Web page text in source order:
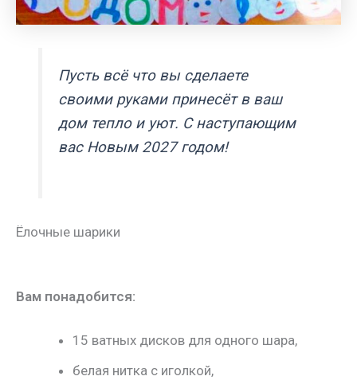
Пусть всё что вы сделаете
своими руками принесёт в ваш
дом тепло и уют. С наступающим
вас Новым 2027 годом!
Ёлочные шарики
Вам понадобится:
15 ватных дисков для одного шара,
белая нитка с иголкой,